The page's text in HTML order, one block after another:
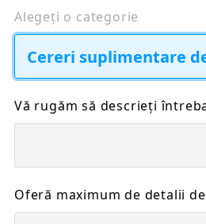
Alegeți o categorie
Vă rugăm să descrieți
Oferă maximum de detalii